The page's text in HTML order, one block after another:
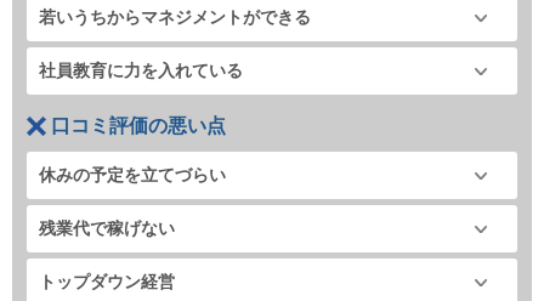
若いうちからマネジメントができる
社員教育に力を入れている
口コミ評価の悪い点
休みの予定を立てづらい
残業代で稼げない
トップダウン経営